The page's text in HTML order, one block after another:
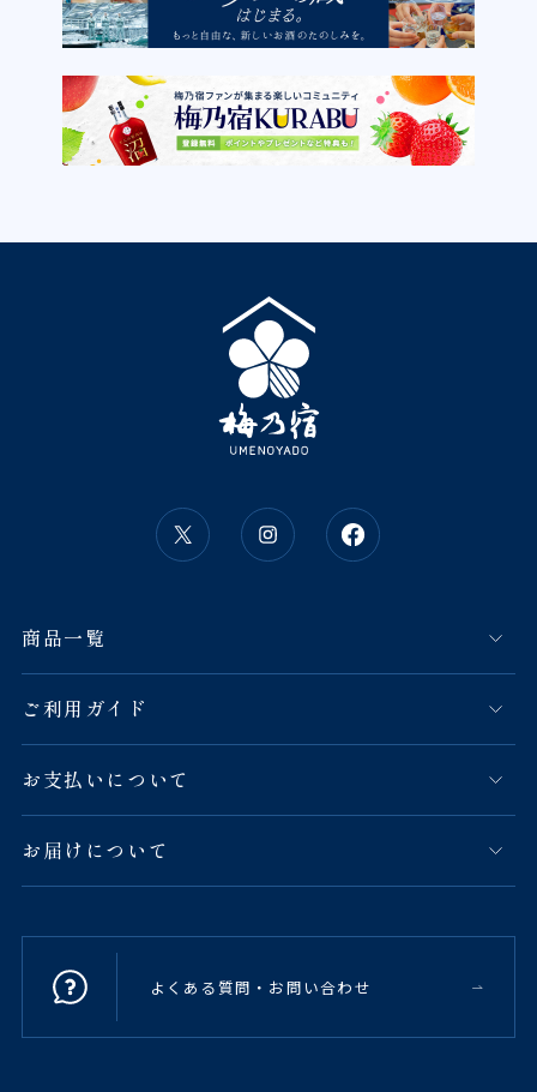
商品一覧
ご利用ガイド
お支払いについて
お届けについて
よくある質問・お問い合わせ